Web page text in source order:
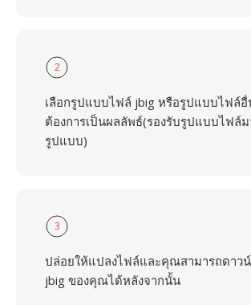
2
เลือกรูปแบบไฟล์ jbig หรือรูปแบบไฟล์
ต้องการเป็นผลลัพธ์(รองรับรูปแบบไฟล์
รูปแบบ)
3
ปล่อยให้แปลงไฟล์และคุณสามารถดาว
jbig ของคุณได้หลังจากนั้น